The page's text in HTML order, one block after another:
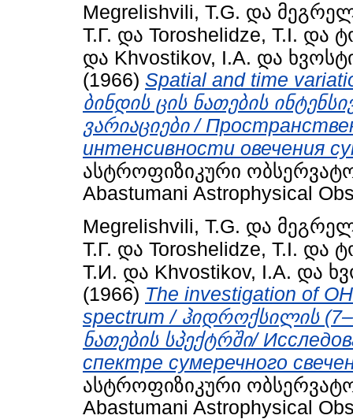
Megrelishvili, T.G. და
Т.Г. და Toroshelidze, T.I. და
და Khvostikov, I.A. და
(1966) Spatial and time
ბინდის ცის ნათების
ვარიაციები /
интенсивности овечения
ასტროფიზიკური
Abastumani Astrophysical
Megrelishvili, T.G. და
Т.Г. და Toroshelidze, T.I. და
Т.И. და Khvostikov, I.A. და
(1966) The investigation of
spectrum / ჰიდროქსილის
ნათების სპექტრში/
спектре сумеречного
ასტროფიზიკური
Abastumani Astrophysical